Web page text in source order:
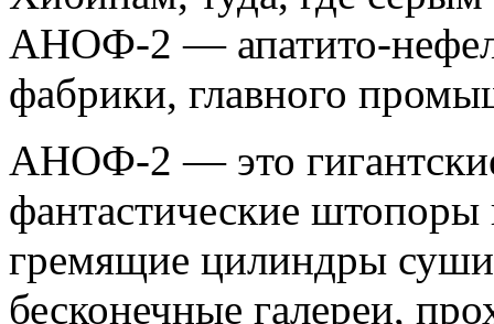
АНОФ-2 — апатито-
фабрики, главного
АНОФ-2 — это гигантские
фантастические штопоры
гремящие цилиндры
бесконечные галереи,